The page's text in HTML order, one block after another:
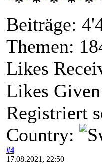
Beiträge:
Themen:
Likes
Likes
Registriert
Country:
#4
17.08.2021, 22:50